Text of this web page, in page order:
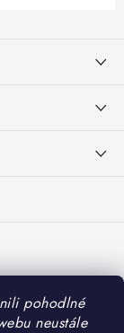
pohodlné
neustále